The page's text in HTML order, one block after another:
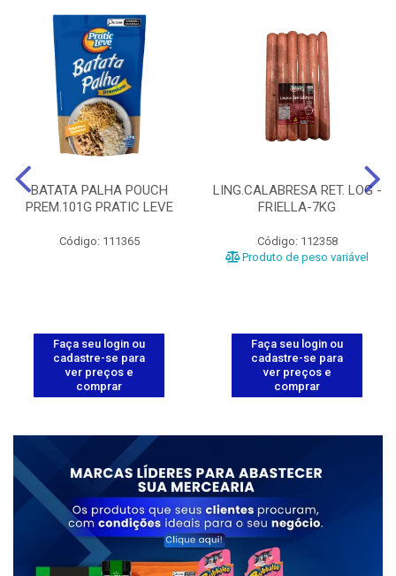
BATATA PALHA POUCH
PREM.101G PRATIC LEVE
Código: 111365
Faça seu login ou
cadastre-se para
ver preços e
comprar
LING.CALABRESA RET. LOG -
FRIELLA-7KG
Código: 112358
Produto de peso variável
Faça seu login ou
cadastre-se para
ver preços e
comprar